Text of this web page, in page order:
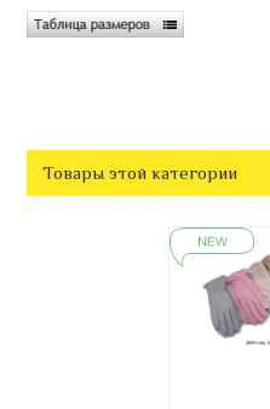
Товары этой категории